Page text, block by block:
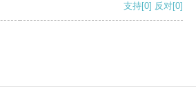
支持[0] 反对[0]